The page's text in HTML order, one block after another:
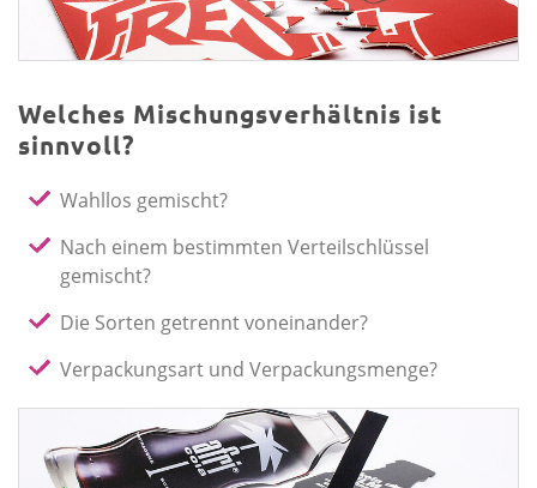
Welches Mischungsverhältnis ist
sinnvoll?
Wahllos gemischt?
Nach einem bestimmten Verteilschlüssel
gemischt?
Die Sorten getrennt voneinander?
Verpackungsart und Verpackungsmenge?